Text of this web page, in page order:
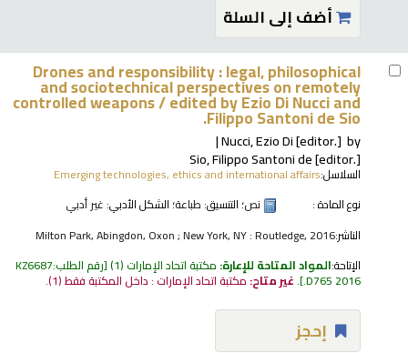
أضف إلى السلة
Drones and responsibility : legal, philosophical
and sociotechnical perspectives on remotely
controlled weapons /edited by Ezio Di Nucci and
Filippo Santoni de Sio.
by
Nucci, Ezio Di[editor.]
Sio, Filippo Santoni de[editor.]
السلاسل:Emerging technologies, ethics and international affairs
نوع المادة :
نص؛ التنسيق: طباعة؛ الشكل الأدبي: غير أدبي
الناشر:Milton Park, Abingdon, Oxon ; New York, NY : Routledge, 2016
الإتاحة:المواد المتاحة للإعارة: مكتبة اتحاد الإمارات (1) رقم الطلب:KZ6687
.D765 2016
.غير متاح:مكتبة اتحاد الإمارات : داخل المكتبة فقط(1).
إحجز